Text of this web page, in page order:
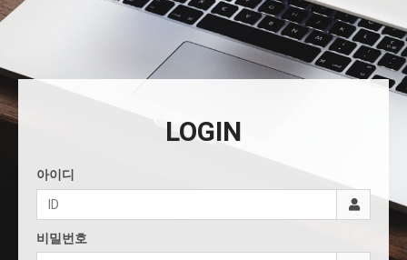
LOGIN
아이디
비밀번호